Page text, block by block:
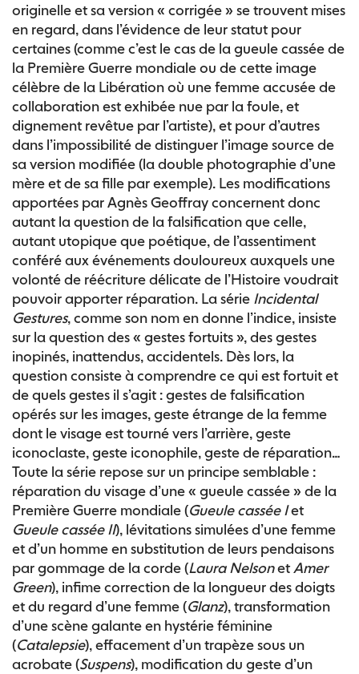
originelle et sa version « corrigée » se trouvent mises
en regard, dans l’évidence de leur statut pour
certaines (comme c’est le cas de la gueule cassée de
la Première Guerre mondiale ou de cette image
célèbre de la Libération où une femme accusée de
collaboration est exhibée nue par la foule, et
dignement revêtue par l’artiste), et pour d’autres
dans l’impossibilité de distinguer l’image source de
sa version modifiée (la double photographie d’une
mère et de sa fille par exemple). Les modifications
apportées par Agnès Geoffray concernent donc
autant la question de la falsification que celle,
autant utopique que poétique, de l’assentiment
conféré aux événements douloureux auxquels une
volonté de réécriture délicate de l’Histoire voudrait
pouvoir apporter réparation. La série Incidental
Gestures, comme son nom en donne l’indice, insiste
sur la question des « gestes fortuits », des gestes
inopinés, inattendus, accidentels. Dès lors, la
question consiste à comprendre ce qui est fortuit et
de quels gestes il s’agit : gestes de falsification
opérés sur les images, geste étrange de la femme
dont le visage est tourné vers l’arrière, geste
iconoclaste, geste iconophile, geste de réparation…
Toute la série repose sur un principe semblable :
réparation du visage d’une « gueule cassée » de la
Première Guerre mondiale (Gueule cassée Iet
Gueule cassée II), lévitations simulées d’une femme
et d’un homme en substitution de leurs pendaisons
par gommage de la corde (Laura NelsonetAmer
Green), infime correction de la longueur des doigts
et du regard d’une femme (Glanz), transformation
d’une scène galante en hystérie féminine
(Catalepsie), effacement d’un trapèze sous un
acrobate (Suspens), modification du geste d’un